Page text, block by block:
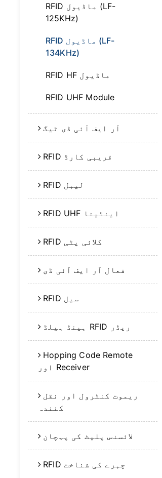
RFID ماڈیول (LF-
125KHz)
RFID ماڈیول (LF-
134KHz)
RFID HF ماڈیول
RFID UHF Module
آر ایف آئی ڈی ٹیگ
RFID قریبی کارڈ
RFID لیبل
RFID UHF اینٹینا
RFID کلائی پٹی
فعال آر ایف آئی ڈی
RFID سیل
ہینڈ ہیلڈ RFID ریڈر
Hopping Code Remote
اور Receiver
ریموت کنٹرول اور نقل
کنندہ
لائسنس پلیٹ کی پہچان
RFID چہرے کی شناخت